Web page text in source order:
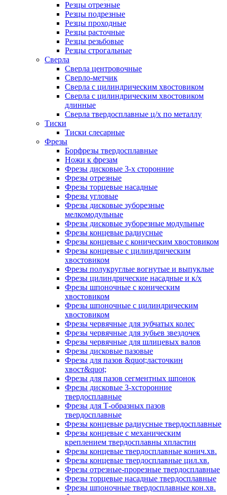
Резцы отрезные
Резцы подрезные
Резцы проходные
Резцы расточные
Резцы резьбовые
Резцы строгальные
Сверла
Сверла центровочные
Сверло-метчик
Сверла с цилиндрическим хвостовиком
Сверла с цилиндрическим хвостовиком
длинные
Сверла твердосплавные ц/х по металлу
Тиски
Тиски слесарные
Фрезы
Борфрезы твердосплавные
Ножи к фрезам
Фрезы дисковые 3-х сторонние
Фрезы отрезные
Фрезы торцевые насадные
Фрезы угловые
Фрезы дисковые зуборезные
мелкомодульные
Фрезы дисковые зуборезные модульные
Фрезы концевые радиусные
Фрезы концевые с коническим хвостовиком
Фрезы концевые с цилиндрическим
хвостовиком
Фрезы полукруглые вогнутые и выпуклые
Фрезы цилиндрические насадные и к/х
Фрезы шпоночные с коническим
хвостовиком
Фрезы шпоночные с цилиндрическим
хвостовиком
Фрезы червячные для зубчатых колес
Фрезы червячные для зубьев звездочек
Фрезы червячные для шлицевых валов
Фрезы дисковые пазовые
Фрезы для пазов &quot;ласточкин
хвост&quot;
Фрезы для пазов сегментных шпонок
Фрезы дисковые 3-хсторонние
твердосплавные
Фрезы для Т-образных пазов
твердосплавные
Фрезы концевые радиусные твердосплавные
Фрезы концевые с механическим
креплением твердосплавны хпластин
Фрезы концевые твердосплавные конич.хв.
Фрезы концевые твердосплавные цил.хв.
Фрезы отрезные-прорезные твердосплавные
Фрезы торцевые насадные твердосплавные
Фрезы шпоночные твердосплавные кон.хв.